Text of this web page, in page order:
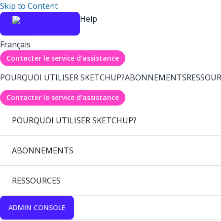
Skip to Content
Help
Français
Contacter le service d'assistance
POURQUOI UTILISER SKETCHUP?ABONNEMENTS
Contacter le service d'assistance
POURQUOI UTILISER SKETCHUP?
ABONNEMENTS
RESSOURCES
ADMIN CONSOLE